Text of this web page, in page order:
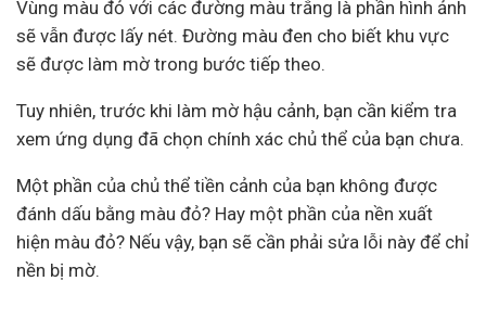
Vùng màu đỏ với các đường màu trắng là phần hình ảnh
sẽ vẫn được lấy nét. Đường màu đen cho biết khu vực
sẽ được làm mờ trong bước tiếp theo.
Tuy nhiên, trước khi làm mờ hậu cảnh, bạn cần kiểm tra
xem ứng dụng đã chọn chính xác chủ thể của bạn chưa.
Một phần của chủ thể tiền cảnh của bạn không được
đánh dấu bằng màu đỏ? Hay một phần của nền xuất
hiện màu đỏ? Nếu vậy, bạn sẽ cần phải sửa lỗi này để chỉ
nền bị mờ.